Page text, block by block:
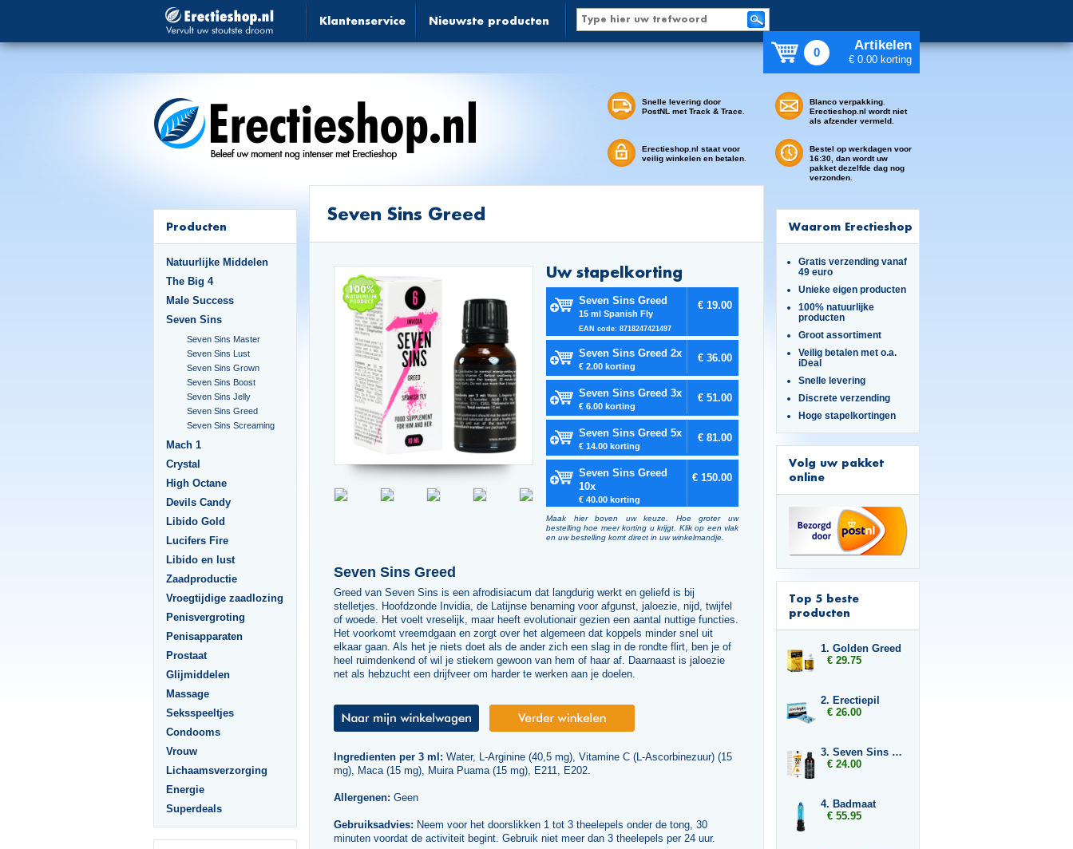
Klantenservice Nieuwste producten
0 Artikelen
€ 0.00 korting
Snelle levering door
PostNL met Track & Trace.
Erectieshop.nl staat voor
veilig winkelen en betalen.
Blanco verpakking.
Erectieshop.nl wordt niet
als afzender vermeld.
Bestel op werkdagen voor
16:30, dan wordt uw
pakket dezelfde dag nog
verzonden.
Producten
Natuurlijke Middelen
The Big 4
Male Success
Seven Sins
Seven Sins Master
Seven Sins Lust
Seven Sins Grown
Seven Sins Boost
Seven Sins Jelly
Seven Sins Greed
Seven Sins Screaming
Mach 1
Crystal
High Octane
Devils Candy
Libido Gold
Lucifers Fire
Libido en lust
Zaadproductie
Vroegtijdige zaadlozing
Penisvergroting
Penisapparaten
Prostaat
Glijmiddelen
Massage
Seksspeeltjes
Condooms
Vrouw
Lichaamsverzorging
Energie
Superdeals
Seven Sins Greed
Uw stapelkorting
Seven Sins Greed
15 ml Spanish Fly
EAN code: 8718247421497
€ 19.00
Seven Sins Greed 2x
€ 2.00 korting
€ 36.00
Seven Sins Greed 3x
€ 6.00 korting
€ 51.00
Seven Sins Greed 5x
€ 14.00 korting
€ 81.00
Seven Sins Greed
10x
€ 40.00 korting
€ 150.00
Maak hier boven uw keuze. Hoe groter uw
bestelling hoe meer korting u krijgt. Klik op een vlak
en uw bestelling komt direct in uw winkelmandje.
Seven Sins Greed
Greed van Seven Sins is een afrodisiacum dat langdurig werkt en geliefd is bij
stelletjes. Hoofdzonde Invidia, de Latijnse benaming voor afgunst, jaloezie, nijd, twijfel
of woede. Het voelt vreselijk, maar heeft evolutionair gezien een aantal nuttige functies.
Het voorkomt vreemdgaan en zorgt over het algemeen dat koppels minder snel uit
elkaar gaan. Als het je niets doet als de ander zich een slag in de rondte flirt, ben je of
heel ruimdenkend of wil je stiekem gewoon van hem of haar af. Daarnaast is jaloezie
net als hebzucht een drijfveer om harder te werken aan je doelen.
Ingredienten per 3 ml: Water, L-Arginine (40,5 mg), Vitamine C (L-Ascorbinezuur) (15
mg), Maca (15 mg), Muira Puama (15 mg), E211, E202.
Allergenen: Geen
Gebruiksadvies: Neem voor het doorslikken 1 tot 3 theelepels onder de tong, 30
minuten voordat de activiteit begint. Gebruik niet meer dan 3 theelepels per 24 uur.
Waarom Erectieshop
Gratis verzending vanaf
49 euro
Unieke eigen producten
100% natuurlijke
producten
Groot assortiment
Veilig betalen met o.a.
iDeal
Snelle levering
Discrete verzending
Hoge stapelkortingen
Volg uw pakket
online
Top 5 beste
producten
1. Golden Greed
€ 29.75
2. Erectiepil
€ 26.00
3. Seven Sins Screaming
€ 24.00
4. Badmaat
€ 55.95